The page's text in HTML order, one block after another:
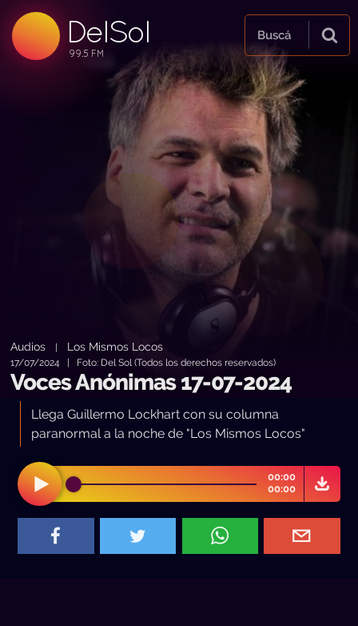
DelSol
99.5 FM
99.5 FM
99.5 FM
Buscá
Audios Los Mismos Locos
17/07/2024 | Foto: Del Sol (Todos los derechos reservados)
Voces Anónimas 17-07-2024
Llega Guillermo Lockhart con su columna
paranormal a la noche de "Los Mismos Locos"
00:00
00:00